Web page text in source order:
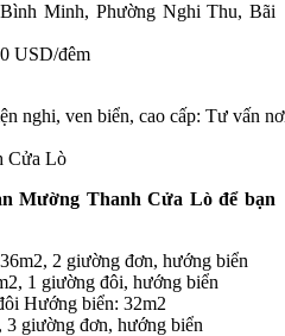
Minh, Phường Nghi Thu, Bãi
USD/đêm
Cửa Lò
Mường Thanh Cửa Lò để bạn
2 giường đơn, hướng biển
1 giường đôi, hướng biển
Hướng biển: 32m2
giường đơn, hướng biển